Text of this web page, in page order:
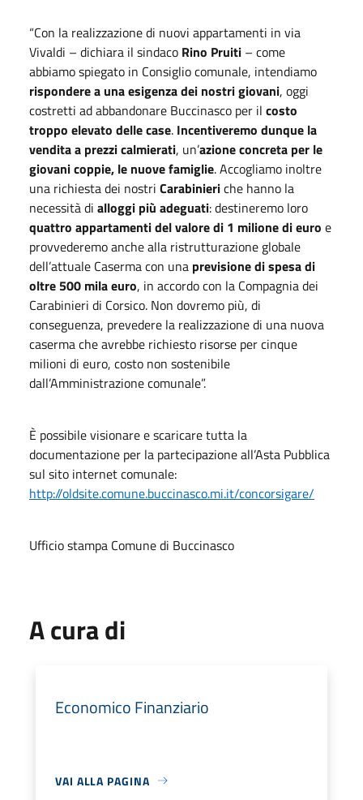
“Con la realizzazione di nuovi appartamenti in via
Vivaldi – dichiara il sindaco Rino Pruiti – come
abbiamo spiegato in Consiglio comunale, intendiamo
rispondere a una esigenza dei nostri giovani, oggi
costretti ad abbandonare Buccinasco per il costo
troppo elevato delle case. Incentiveremo dunque la
vendita a prezzi calmierati, un’azione concreta per le
giovani coppie, le nuove famiglie. Accogliamo inoltre
una richiesta dei nostri Carabinieriche hanno la
necessità di alloggi più adeguati: destineremo loro
quattro appartamenti del valore di 1 milione di euro e
provvederemo anche alla ristrutturazione globale
dell’attuale Caserma con una previsione di spesa di
oltre 500 mila euro, in accordo con la Compagnia dei
Carabinieri di Corsico. Non dovremo più, di
conseguenza, prevedere la realizzazione di una nuova
caserma che avrebbe richiesto risorse per cinque
milioni di euro, costo non sostenibile
dall’Amministrazione comunale”.
È possibile visionare e scaricare tutta la
documentazione per la partecipazione all’Asta Pubblica
sul sito internet comunale:
http://oldsite.comune.buccinasco.mi.it/concorsigare/
Ufficio stampa Comune di Buccinasco
A cura di
Economico Finanziario
VAI ALLA PAGINA